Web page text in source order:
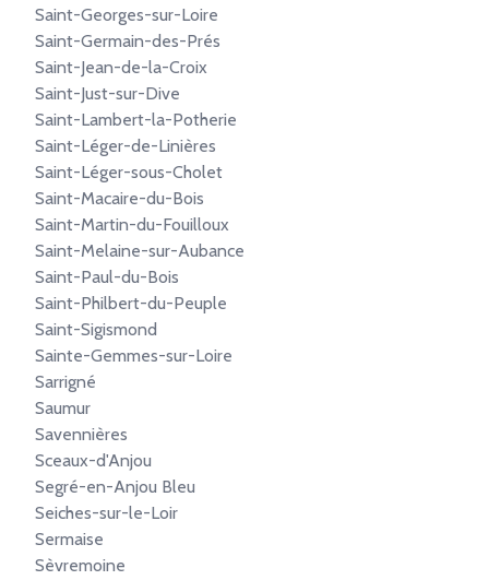
Saint-Georges-sur-Loire
Saint-Germain-des-Prés
Saint-Jean-de-la-Croix
Saint-Just-sur-Dive
Saint-Lambert-la-Potherie
Saint-Léger-de-Linières
Saint-Léger-sous-Cholet
Saint-Macaire-du-Bois
Saint-Martin-du-Fouilloux
Saint-Melaine-sur-Aubance
Saint-Paul-du-Bois
Saint-Philbert-du-Peuple
Saint-Sigismond
Sainte-Gemmes-sur-Loire
Sarrigné
Saumur
Savennières
Sceaux-d'Anjou
Segré-en-Anjou Bleu
Seiches-sur-le-Loir
Sermaise
Sèvremoine